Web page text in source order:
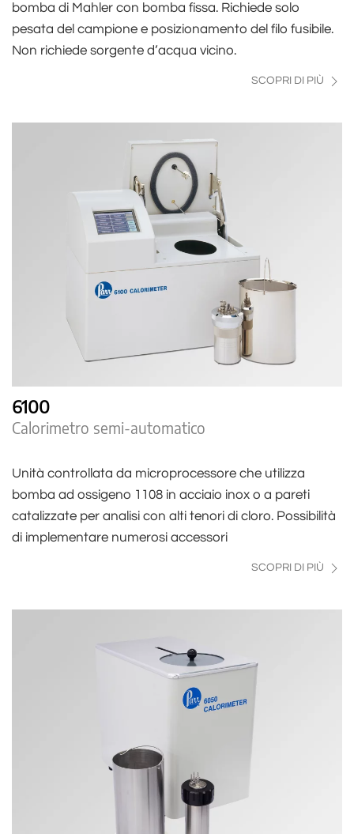
bomba di Mahler con bomba fissa. Richiede solo
pesata del campione e posizionamento del filo fusibile.
Non richiede sorgente d’acqua vicino.
SCOPRI DI PIÙ
6100
Calorimetro semi-automatico
Unità controllata da microprocessore che utilizza
bomba ad ossigeno 1108 in acciaio inox o a pareti
catalizzate per analisi con alti tenori di cloro. Possibilità
di implementare numerosi accessori
SCOPRI DI PIÙ